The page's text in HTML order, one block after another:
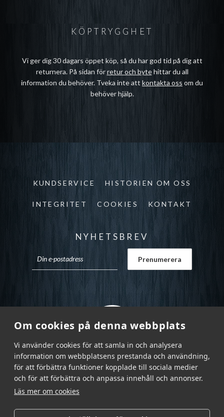
Om cookies på denna webbplats
Vi använder cookies för att samla in och analysera
information om webbplatsens prestanda och användning,
för att förbättra funktioner kopplade till sociala medier
och för att förbättra och anpassa innehåll och annonser.
Läs mer om cookies
KÖPTRYGGHET
Vi ger dig 30 dagars öppet köp, så du har god tid på dig att
returnera. På sidan förretur och bytehittar du all
information du behöver. Tveka inte att kontakta oss om du
behöver hjälp.
KUNDSERVICE HISTORIEN OM OSS
INTEGRITET COOKIES KONTAKT
NYHETSBREV